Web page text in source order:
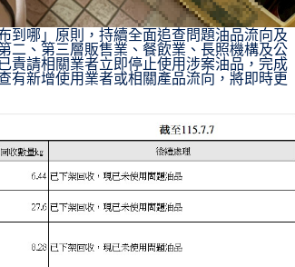
到哪」原則，持續全面追查問題油品流向及
二、第三層販售業、餐飲業、長照機構及公
責請相關業者立即停止使用涉案油品，完成
有新增使用業者或相關產品流向，將即時更